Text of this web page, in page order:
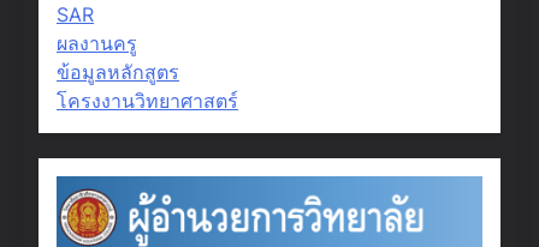
SAR
ผลงานครู
ข้อมูลหลักสูตร
โครงงานวิทยาศาสตร์